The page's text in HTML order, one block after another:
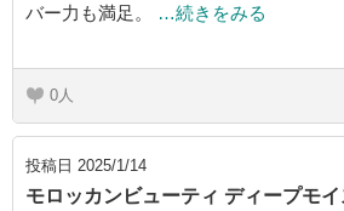
バー力も満足。
…続きをみる
0
投稿日 2025/1/14
モロッカンビューティ ディープモ